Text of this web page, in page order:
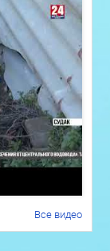
Все видео